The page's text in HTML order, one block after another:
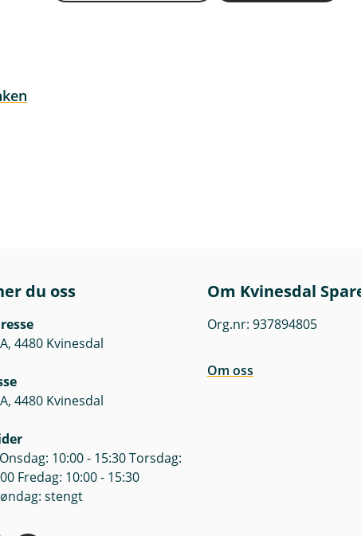
din bedrift få mer kontroll og
tryggere og mer effektiv finansiell
du oss
4480 Kvinesdal
4480 Kvinesdal
10:00 - 15:30 Torsdag:
Fredag: 10:00 - 15:30
stengt
Om Kvinesdal
Org.nr: 937894805
Om oss